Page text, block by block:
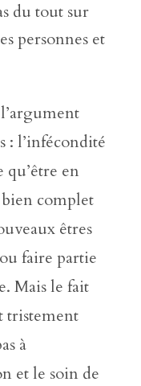
du tout sur
personnes et
: l’infécondité
qu’être en
complet
êtres
faire partie
Mais le fait
tristement
à
et le soin de